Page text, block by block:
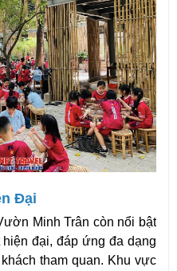
Đại
Minh Trân còn nổi bật
đại, đáp ứng đa dạng
tham quan. Khu vực